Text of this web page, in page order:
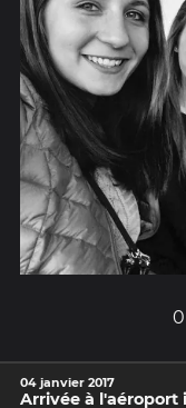
0
04 janvier 2017
Arrivée à l'aéroport